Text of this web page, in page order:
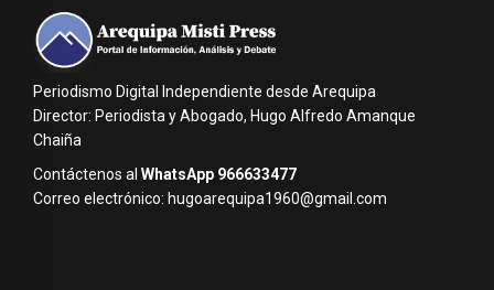
Periodismo Digital Independiente desde Arequipa
Director: Periodista y Abogado, Hugo Alfredo Amanque
Chaiña
Contáctenos al WhatsApp 966633477
Correo electrónico: hugoarequipa1960@gmail.com